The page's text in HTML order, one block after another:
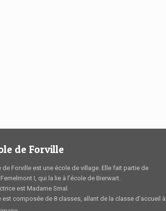
de Forville
de Forville est une école de village. Elle fait partie de
Fernelmont I, qui la lie à l’école de Bierwart.
est Madame Smal.
est composée de 8 classes, allant de la classe d’accueil à